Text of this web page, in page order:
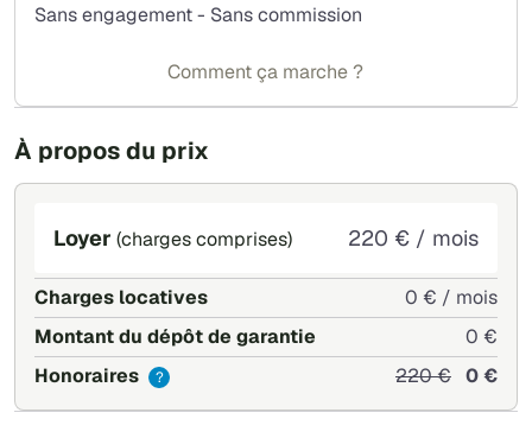
À propos du prix
Loyer (charges comprises) 220 € / mois
Charges locatives
0 € / mois
Montant du dépôt de garantie
0 €
Honoraires
? 220 € 0 €
Sans engagement - Sans commission
Comment ça marche ?